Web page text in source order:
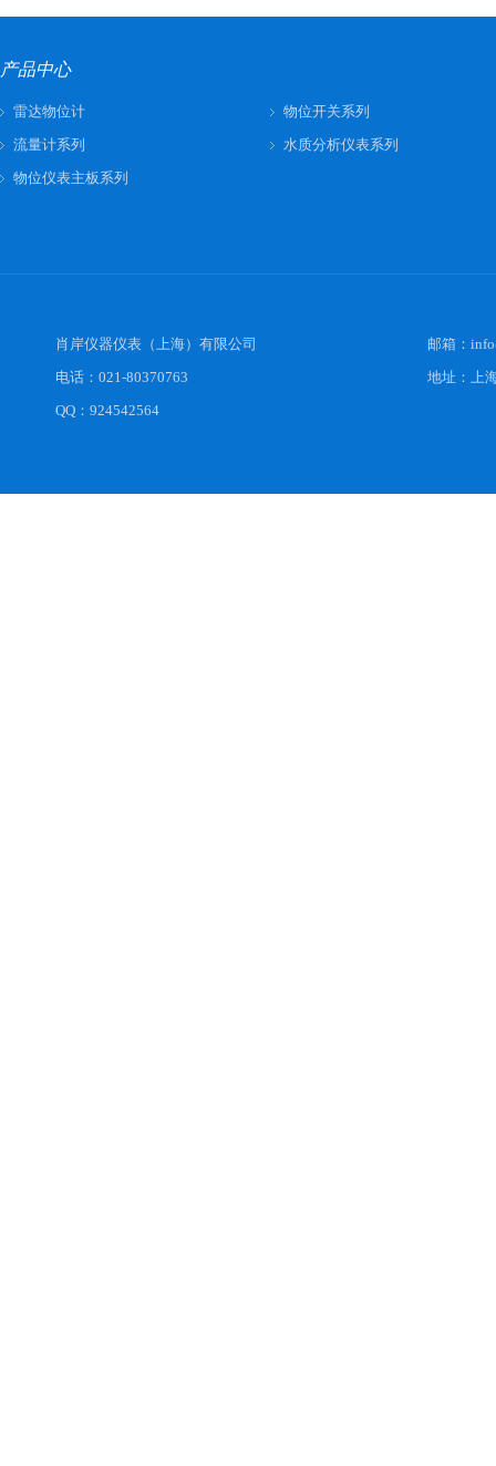
产品中心
雷达物位计
物位开关系列
流量计系列
水质分析仪表系列
物位仪表主板系列
肖岸仪器仪表（上海）有限公司
电话：021-80370763
QQ：924542564
邮箱：
地址：上